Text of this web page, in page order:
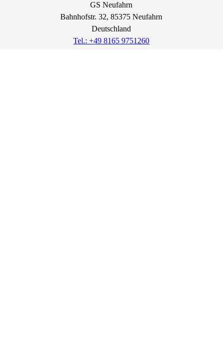
GS Neufahrn
Bahnhofstr.32, 85375Neufahrn
Deutschland
Tel.: +49 8165 9751260